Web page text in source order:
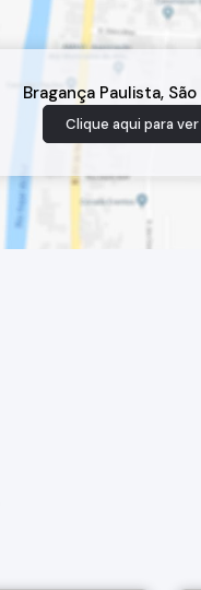
Bragança Paulista,
Clique aqui para ver